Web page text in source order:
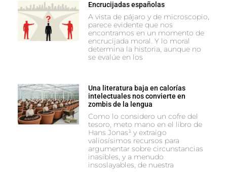
Encrucijadas españolas
A vista de pájaro y de microscopio,
parece evidente que nos
encontramos en un momento de
encrucijada moral. Y lo moral
determina la historia, aunque no
se evalúe en los
Una literatura baja en calorías
intelectuales nos convierte en
zombis de la lengua
Como lo considero un cofre del
tesoro, meto mano en el libro de
Hans Jonas¹ y extraigo
valiosísimos recursos para
argumentar sobre circunstancias
inasibles, y a menudo
insoslayables, de nuestra